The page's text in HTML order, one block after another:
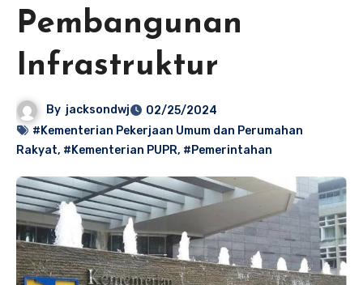
Pembangunan
Infrastruktur
By jacksondwj
02/25/2024
#Kementerian Pekerjaan Umum dan Perumahan
Rakyat, #Kementerian PUPR, #Pemerintahan